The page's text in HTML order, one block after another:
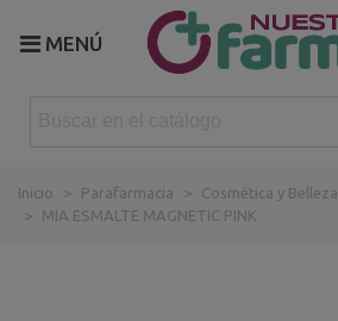
MENÚ
Inicio > Parafarmacia > Cosmética y Belleza
>
MIA ESMALTE MAGNETIC PINK